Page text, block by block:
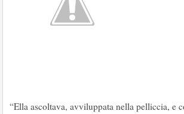
“Ella ascoltava, avviluppata nella pelliccia, e